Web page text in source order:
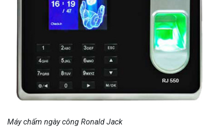
Máy chấm ngày công Ronald Jack